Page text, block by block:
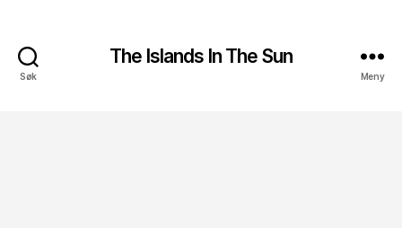
Søk
The Islands In The Sun
Meny